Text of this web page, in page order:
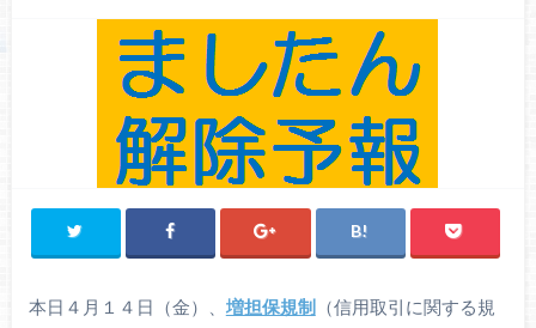
本日４月１４日（金）、 増担保規制（信用取引に関する規